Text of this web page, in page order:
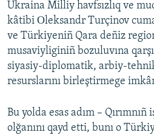
RFE/RS bütün saytları
Ukraina Milliy havfsızlıq ve
kâtibi Оleksandr Turçinov
ve Türkiyeniñ Qara deñiz
musaviyliginiñ bozuluvına
siyasiy-diplomatik, arbiy-
resurslarını birleştirmege
Bu yolda esas adım –
olğanını qayd etti, bunı o